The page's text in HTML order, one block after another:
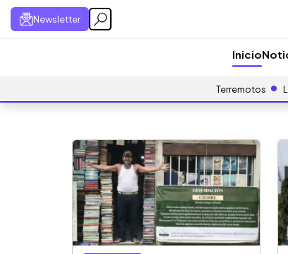
Newsletter
Inicio
Terremotos